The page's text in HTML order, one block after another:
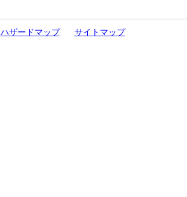
ハザードマップ サイトマップ